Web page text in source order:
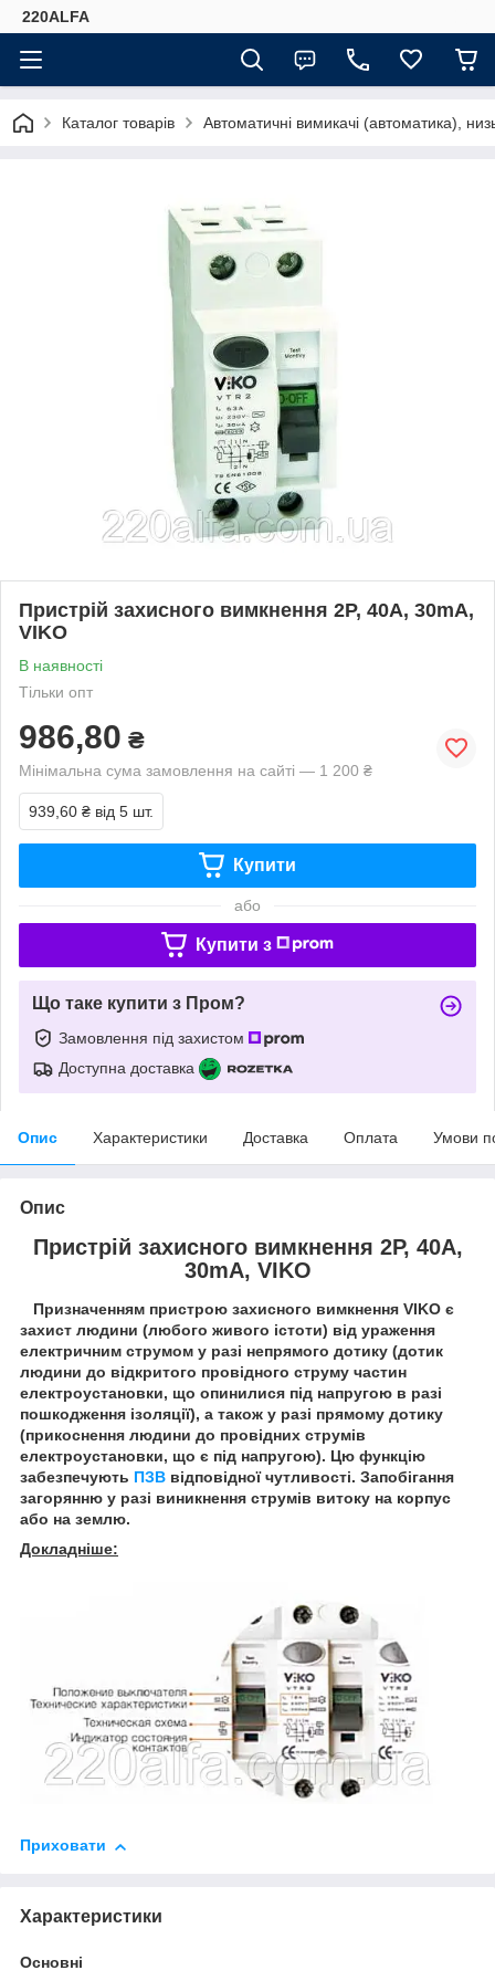
220ALFA
Каталог товарів Автоматичні вимикачі (автоматика),
Пристрій захисного вимкнення 2P, 40A, 30mA,
VIKO
В наявності
Тільки опт
986,80 ₴
Мінімальна сума замовлення на сайті — 1 200 ₴
939,60 ₴ від 5 шт.
Купити
або
Купити з
Що таке купити з Пром?
Замовлення під захистом
Доступна доставка
Опис Характеристики Доставка Оплата Умови
Опис
Пристрій захисного вимкнення 2P, 40A,
30mA, VIKO
Призначенням пристрою захисного вимкнення VIKO є
захист людини (любого живого істоти) від ураження
електричним струмом у разі непрямого дотику (дотик
людини до відкритого провідного струму частин
електроустановки, що опинилися під напругою в разі
пошкодження ізоляції), а також у разі прямому дотику
(прикоснення людини до провідних струмів
електроустановки, що є під напругою). Цю функцію
забезпечують ПЗВ відповідної чутливості. Запобігання
загорянню у разі виникнення струмів витоку на корпус
або на землю.
Докладніше:
Приховати
Характеристики
Основні